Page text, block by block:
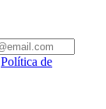
Política de